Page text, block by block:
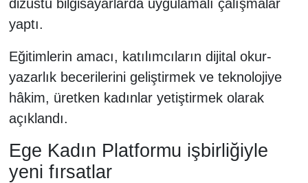
dizüstü bilgisayarlarda uygulamalı çalışmalar
yaptı.
Eğitimlerin amacı, katılımcıların dijital okur-
yazarlık becerilerini geliştirmek ve teknolojiye
hâkim, üretken kadınlar yetiştirmek olarak
açıklandı.
Ege Kadın Platformu işbirliğiyle
yeni fırsatlar